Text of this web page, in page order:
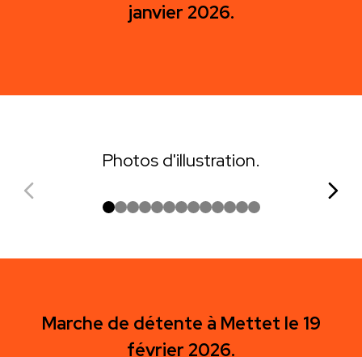
janvier 2026.
Photos d'illustration.
Marche de détente à Mettet le 19
février 2026.